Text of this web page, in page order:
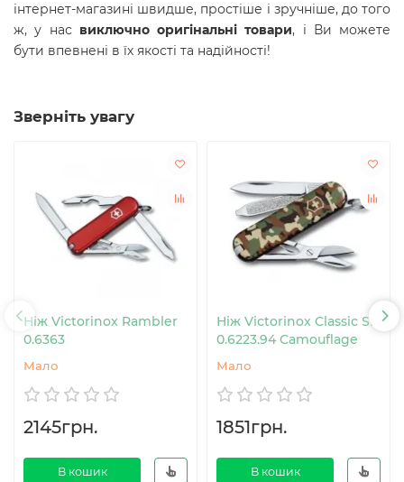
інтернет-магазині швидше, простіше і зручніше, до того
ж, у нас виключно оригінальні товари, і Ви можете
бути впевнені в їх якості та надійності!
Зверніть увагу
Ніж Victorinox Rambler
0.6363
Мало
2145грн.
В кошик
Ніж Victorinox Classic SD
0.6223.94 Camouflage
Мало
1851грн.
В кошик